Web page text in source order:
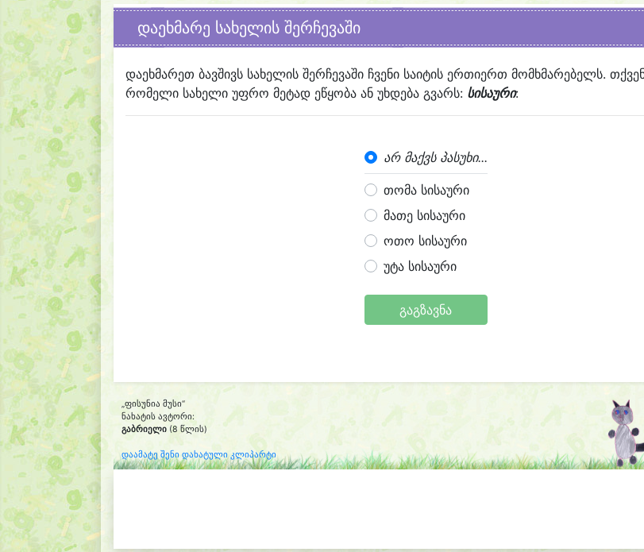
დაეხმარე სახელის შერჩევაში
დაეხმარეთ ბავშივს სახელის შერჩევაში ჩვენი საიტის ერთიერთ მომხმარებელს.
რომელი სახელი უფრო მეტად ეწყობა ან უხდება გვარს: სისაური:
არ მაქვს პასუხი...
თომა სისაური
მათე სისაური
ოთო სისაური
უტა სისაური
გაგზავნა
„ფისუნია მუსი“
ნახატის ავტორი:
გაბრიელი (8 წლის)
დაამატე შენი დახატული კლიპარტი